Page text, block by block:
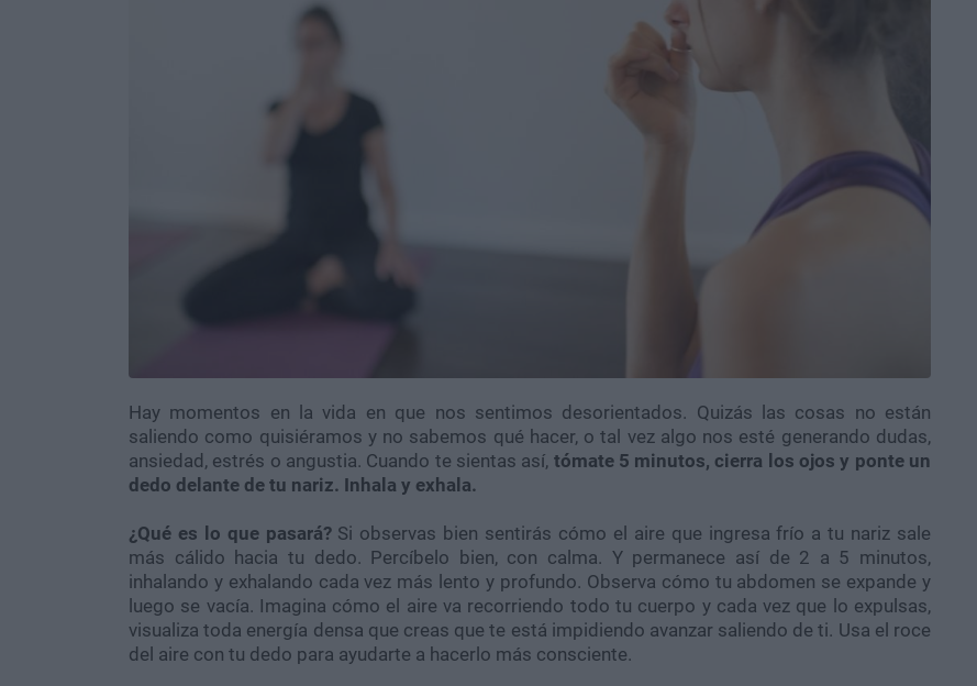
Hay momentos en la vida en que nos sentimos desorientados. Quizás las cosas no están
saliendo como quisiéramos y no sabemos qué hacer, o tal vez algo nos esté generando dudas,
ansiedad, estrés o angustia. Cuando te sientas así, tómate 5 minutos, cierra los ojos y ponte un
dedo delante de tu nariz. Inhala y exhala.
¿Qué es lo que pasará?Si observas bien sentirás cómo el aire que ingresa frío a tu nariz sale
más cálido hacia tu dedo. Percíbelo bien, con calma. Y permanece así de 2 a 5 minutos,
inhalando y exhalando cada vez más lento y profundo. Observa cómo tu abdomen se expande y
luego se vacía. Imagina cómo el aire va recorriendo todo tu cuerpo y cada vez que lo expulsas,
visualiza toda energía densa que creas que te está impidiendo avanzar saliendo de ti. Usa el roce
del aire con tu dedo para ayudarte a hacerlo más consciente.